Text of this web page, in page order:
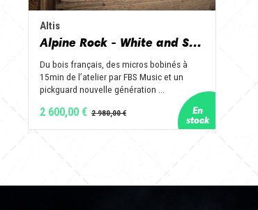
Altis
Alpine Rock - White and Slate
Du bois français, des micros bobinés à
15min de l’atelier par FBS Music et un
pickguard nouvelle génération ...
2 600,00 €